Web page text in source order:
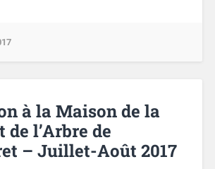
à la Maison de la
de l’Arbre de
– Juillet-Août 2017